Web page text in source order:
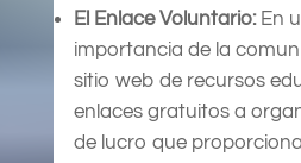
El Enlace Voluntario:En
importancia de la
sitio web de recursos
enlaces gratuitos a
de lucro que